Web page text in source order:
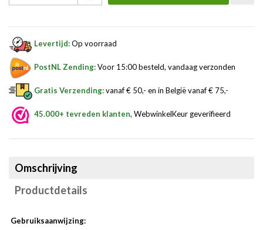
Levertijd:Op voorraad
PostNL Zending:Voor 15:00 besteld, vandaag verzonden
Gratis Verzending:vanaf € 50,- en in België vanaf € 75,-
45.000+ tevreden klanten, WebwinkelKeur geverifieerd
Omschrijving
Productdetails
Gebruiksaanwijzing: